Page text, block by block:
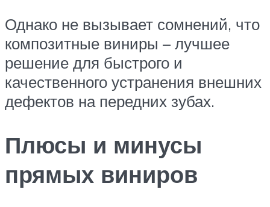
Однако не вызывает сомнений, что
композитные виниры – лучшее
решение для быстрого и
качественного устранения внешних
дефектов на передних зубах.
Плюсы и минусы
прямых виниров